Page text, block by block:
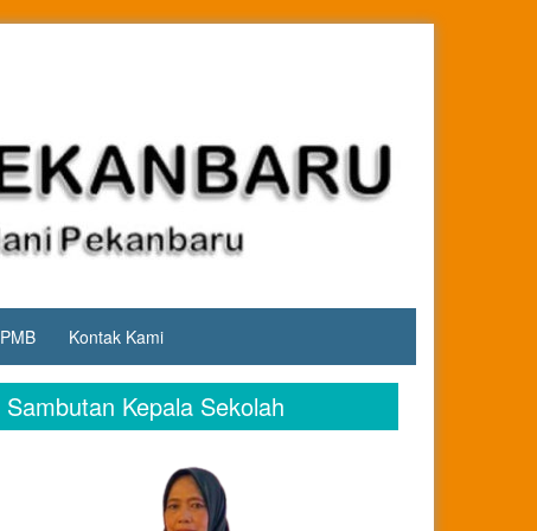
PMB Kontak Kami
Sambutan Kepala Sekolah